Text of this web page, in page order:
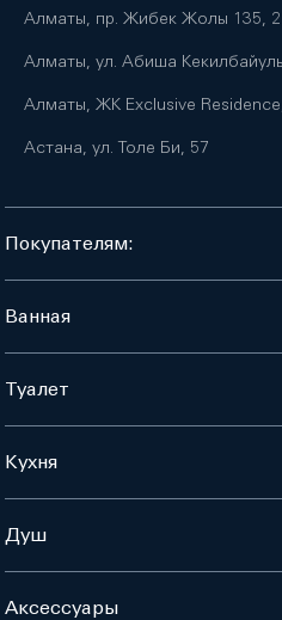
Алматы, пр. Жибек Жолы 135,
Алматы, ул. Абиша
Алматы, ЖК Exclusive
Астана, ул. Толе Би, 57
Покупателям:
Ванная
Туалет
Кухня
Душ
Аксессуары